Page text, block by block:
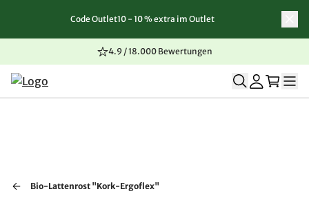
Zum Inhalt springen
Zur Navigation springen
Zum Seitenende springen
Code Outlet10 - 10 % extra im Outlet
4.9 / 18.000 Bewertungen
Bio-Lattenrost "Kork-Ergoflex"